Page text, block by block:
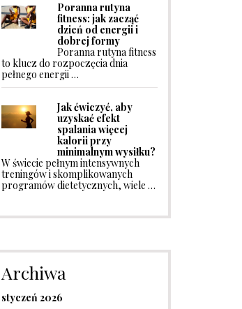
Poranna rutyna
fitness: jak zacząć
dzień od energii i
dobrej formy
Poranna rutyna fitness
to klucz do rozpoczęcia dnia
pełnego energii …
Jak ćwiczyć, aby
uzyskać efekt
spalania więcej
kalorii przy
minimalnym wysiłku?
W świecie pełnym intensywnych
treningów i skomplikowanych
programów dietetycznych, wiele …
Archiwa
styczeń 2026